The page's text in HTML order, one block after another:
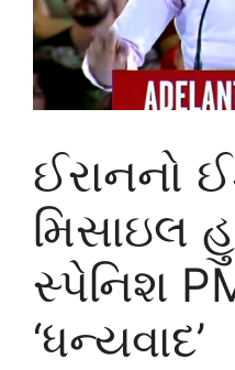
ઈરાનનો
મિસાઇલ
સ્પેનિશ
‘ધન્યવાદ’